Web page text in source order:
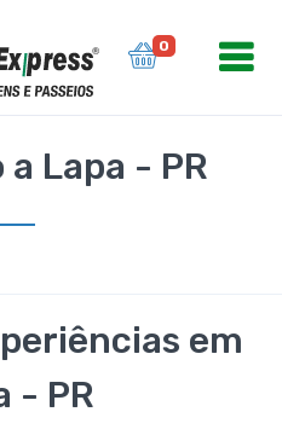
0
Lapa - PR
em
- PR